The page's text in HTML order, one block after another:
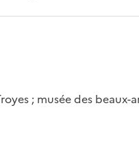
; musée des beaux-